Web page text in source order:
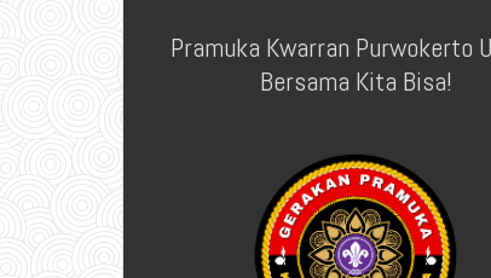
Pramuka Kwarran Purwokerto
Bersama Kita Bisa!